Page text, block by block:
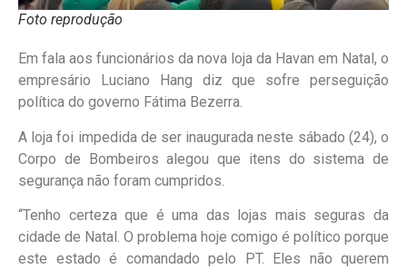
Foto reprodução
Em fala aos funcionários da nova loja da Havan em Natal, o
empresário Luciano Hang diz que sofre perseguição
política do governo Fátima Bezerra.
A loja foi impedida de ser inaugurada neste sábado (24), o
Corpo de Bombeiros alegou que itens do sistema de
segurança não foram cumpridos.
“Tenho certeza que é uma das lojas mais seguras da
cidade de Natal. O problema hoje comigo é político porque
este estado é comandado pelo PT. Eles não querem